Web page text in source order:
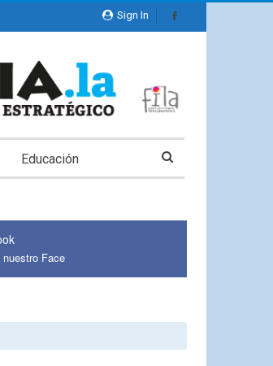
Sign In
Educación
nuestro Face